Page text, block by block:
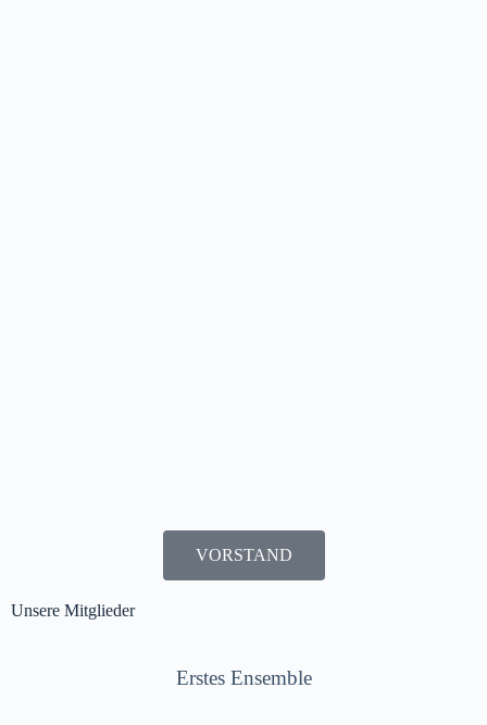
VORSTAND
Unsere Mitglieder
Erstes Ensemble